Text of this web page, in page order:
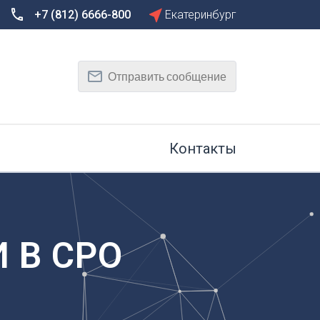
Тамбов
Тюмень
У
Улан-Удэ
Ульяновск
Уфа
Х
Хабаровск
+7 (812) 6666-800 Екатеринбург
Отправить сообщение
Контакты
В СРО